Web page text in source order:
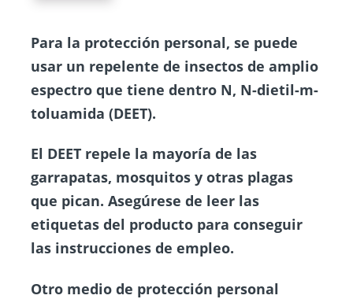
Para la protección personal, se puede
usar un repelente de insectos de amplio
espectro que tiene dentro N, N-dietil-m-
toluamida (DEET).
El DEET repele la mayoría de las
garrapatas, mosquitos y otras plagas
que pican. Asegúrese de leer las
etiquetas del producto para conseguir
las instrucciones de empleo.
Otro medio de protección personal